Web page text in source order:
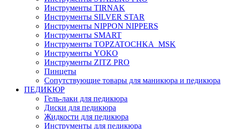
Инструменты TIRNAK
Инструменты SILVER STAR
Инструменты NIPPON NIPPERS
Инструменты SMART
Инструменты TOPZATOCHKA_MSK
Инструменты YOKO
Инструменты ZITZ PRO
Пинцеты
Сопутствующие товары для маникюра и педикюра
ПЕДИКЮР
Гель-лаки для педикюра
Диски для педикюра
Жидкости для педикюра
Инструменты для педикюра